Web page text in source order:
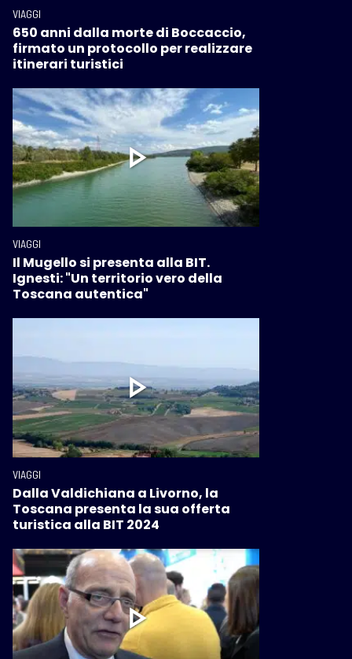
VIAGGI
650 anni dalla morte di Boccaccio,
firmato un protocollo per realizzare
itinerari turistici
VIAGGI
Il Mugello si presenta alla BIT.
Ignesti: "Un territorio vero della
Toscana autentica"
VIAGGI
Dalla Valdichiana a Livorno, la
Toscana presenta la sua offerta
turistica alla BIT 2024